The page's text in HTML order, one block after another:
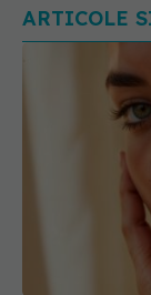
ARTICOLE